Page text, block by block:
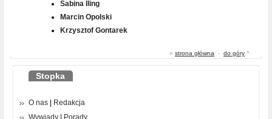
Sabina Iling
Marcin Opolski
Krzysztof Gontarek
« strona główna - do góry ^
Stopka
O nas
Redakcja
Wywiady
Porady